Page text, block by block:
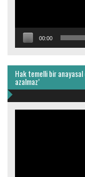
00:00
Hak temelli bir
azalmaz’